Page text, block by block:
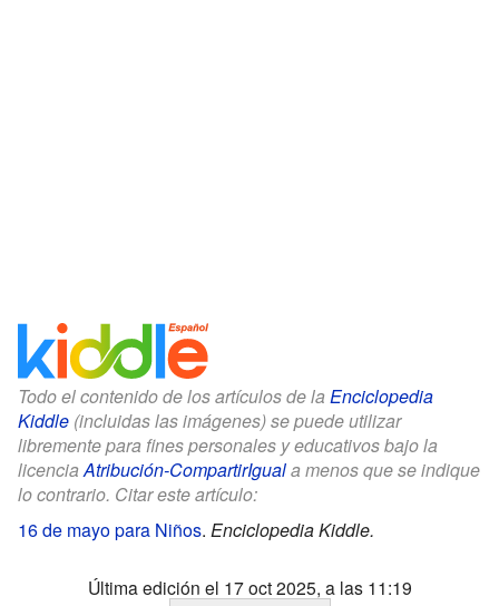
Todo el contenido de los artículos de la Enciclopedia
Kiddle (incluidas las imágenes) se puede utilizar
libremente para fines personales y educativos bajo la
licenciaAtribución-CompartirIguala menos que se indique
lo contrario. Citar este artículo:
16 de mayo para Niños. Enciclopedia Kiddle.
Última edición el 17 oct 2025, a las 11:19